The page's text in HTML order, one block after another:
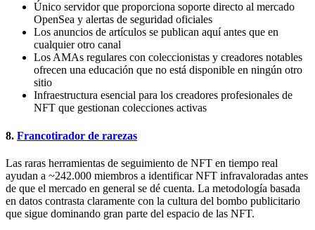
Único servidor que proporciona soporte directo al mercado
OpenSea y alertas de seguridad oficiales
Los anuncios de artículos se publican aquí antes que en
cualquier otro canal
Los AMAs regulares con coleccionistas y creadores notables
ofrecen una educación que no está disponible en ningún otro
sitio
Infraestructura esencial para los creadores profesionales de
NFT que gestionan colecciones activas
8. Francotirador de rarezas
Las raras herramientas de seguimiento de NFT en tiempo real
ayudan a ~242.000 miembros a identificar NFT infravaloradas antes
de que el mercado en general se dé cuenta. La metodología basada
en datos contrasta claramente con la cultura del bombo publicitario
que sigue dominando gran parte del espacio de las NFT.